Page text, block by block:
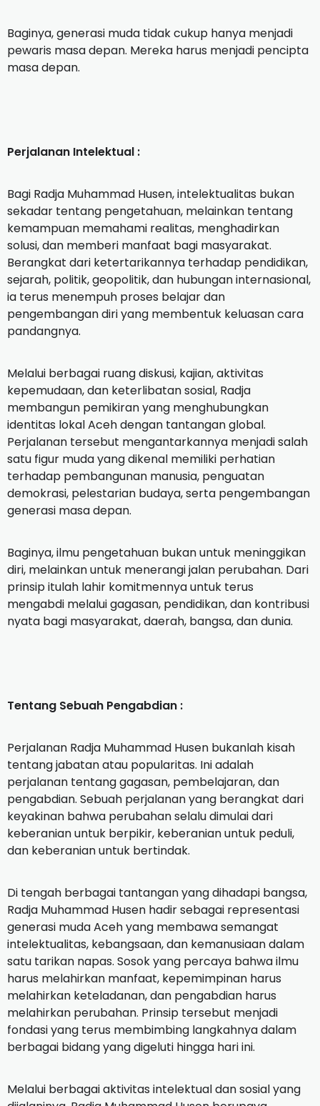
‎Baginya, generasi muda tidak cukup hanya menjadi
pewaris masa depan. Mereka harus menjadi pencipta
masa depan.
Perjalanan Intelektual :
‎Bagi Radja Muhammad Husen, intelektualitas bukan
sekadar tentang pengetahuan, melainkan tentang
kemampuan memahami realitas, menghadirkan
solusi, dan memberi manfaat bagi masyarakat.
Berangkat dari ketertarikannya terhadap pendidikan,
sejarah, politik, geopolitik, dan hubungan internasional,
ia terus menempuh proses belajar dan
pengembangan diri yang membentuk keluasan cara
pandangnya.‎
‎Melalui berbagai ruang diskusi, kajian, aktivitas
kepemudaan, dan keterlibatan sosial, Radja
membangun pemikiran yang menghubungkan
identitas lokal Aceh dengan tantangan global.
Perjalanan tersebut mengantarkannya menjadi salah
satu figur muda yang dikenal memiliki perhatian
terhadap pembangunan manusia, penguatan
demokrasi, pelestarian budaya, serta pengembangan
generasi masa depan.‎
‎Baginya, ilmu pengetahuan bukan untuk meninggikan
diri, melainkan untuk menerangi jalan perubahan. Dari
prinsip itulah lahir komitmennya untuk terus
mengabdi melalui gagasan, pendidikan, dan kontribusi
nyata bagi masyarakat, daerah, bangsa, dan dunia.
‎Tentang Sebuah Pengabdian :
‎Perjalanan Radja Muhammad Husen bukanlah kisah
tentang jabatan atau popularitas. Ini adalah
perjalanan tentang gagasan, pembelajaran, dan
pengabdian. Sebuah perjalanan yang berangkat dari
keyakinan bahwa perubahan selalu dimulai dari
keberanian untuk berpikir, keberanian untuk peduli,
dan keberanian untuk bertindak.
‎Di tengah berbagai tantangan yang dihadapi bangsa,
Radja Muhammad Husen hadir sebagai representasi
generasi muda Aceh yang membawa semangat
intelektualitas, kebangsaan, dan kemanusiaan dalam
satu tarikan napas. Sosok yang percaya bahwa ilmu
harus melahirkan manfaat, kepemimpinan harus
melahirkan keteladanan, dan pengabdian harus
melahirkan perubahan. Prinsip tersebut menjadi
fondasi yang terus membimbing langkahnya dalam
berbagai bidang yang digeluti hingga hari ini.
‎Melalui berbagai aktivitas intelektual dan sosial yang